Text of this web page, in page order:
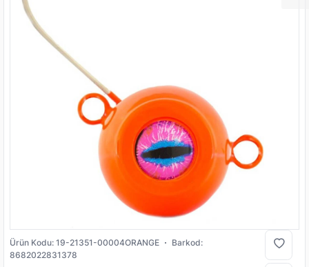
Ürün Kodu: 19-21351-00004ORANGE
Barkod:
8682022831378